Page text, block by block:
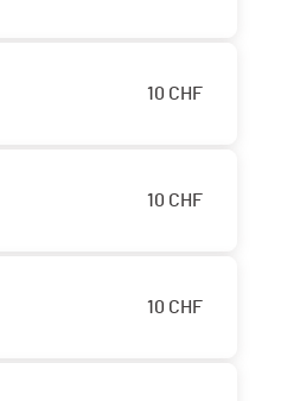
10 CHF
10 CHF
10 CHF